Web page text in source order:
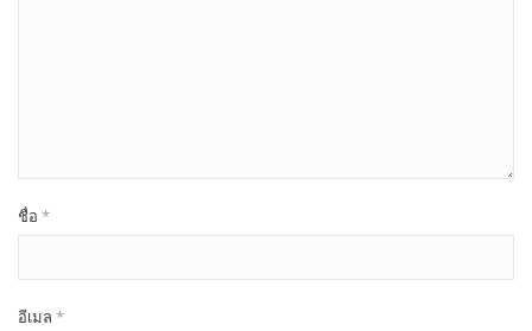
ชื่อ *
อีเมล *